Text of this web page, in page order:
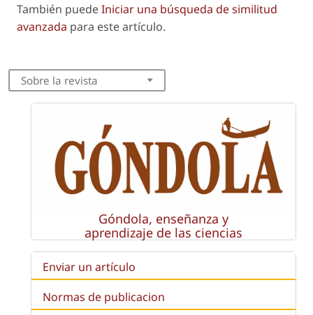
También puedeIniciar una búsqueda de similitud
avanzada para este artículo.
Sobre la revista
Góndola, enseñanza y
aprendizaje de las ciencias
Enviar un artículo
Normas de publicacion